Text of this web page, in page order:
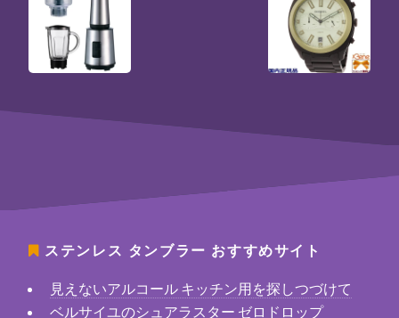
ステンレス タンブラー おすすめサイト
見えないアルコール キッチン用を探しつづけて
ベルサイユのシュアラスター ゼロドロップ